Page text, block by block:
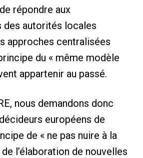
répondre aux
des autorités locales
approches centralisées
du « même modèle
appartenir au passé.
nous demandons donc
européens de
de « ne pas nuire à la
l’élaboration de nouvelles